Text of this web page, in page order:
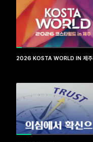
2026 KOSTA WORLD IN 제주